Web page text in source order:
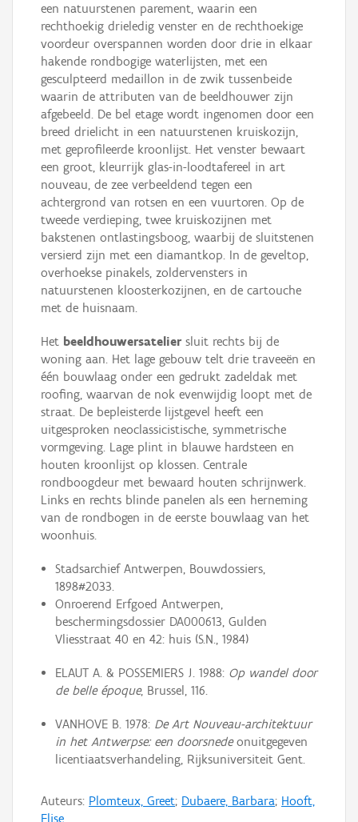
een natuurstenen parement, waarin een
rechthoekig drieledig venster en de rechthoekige
voordeur overspannen worden door drie in elkaar
hakende rondbogige waterlijsten, met een
gesculpteerd medaillon in de zwik tussenbeide
waarin de attributen van de beeldhouwer zijn
afgebeeld. De bel etage wordt ingenomen door een
breed drielicht in een natuurstenen kruiskozijn,
met geprofileerde kroonlijst. Het venster bewaart
een groot, kleurrijk glas-in-loodtafereel in art
nouveau, de zee verbeeldend tegen een
achtergrond van rotsen en een vuurtoren. Op de
tweede verdieping, twee kruiskozijnen met
bakstenen ontlastingsboog, waarbij de sluitstenen
versierd zijn met een diamantkop. In de geveltop,
overhoekse pinakels, zoldervensters in
natuurstenen kloosterkozijnen, en de cartouche
met de huisnaam.
Het beeldhouwersatelier sluit rechts bij de
woning aan. Het lage gebouw telt drie traveeën en
één bouwlaag onder een gedrukt zadeldak met
roofing, waarvan de nok evenwijdig loopt met de
straat. De bepleisterde lijstgevel heeft een
uitgesproken neoclassicistische, symmetrische
vormgeving. Lage plint in blauwe hardsteen en
houten kroonlijst op klossen. Centrale
rondboogdeur met bewaard houten schrijnwerk.
Links en rechts blinde panelen als een herneming
van de rondbogen in de eerste bouwlaag van het
woonhuis.
Stadsarchief Antwerpen, Bouwdossiers,
1898#2033.
Onroerend Erfgoed Antwerpen,
beschermingsdossier DA000613, Gulden
Vliesstraat 40 en 42: huis (S.N., 1984)
ELAUT A. & POSSEMIERS J. 1988: Op wandel door
de belle époque, Brussel, 116.
VANHOVE B. 1978: De Art Nouveau-architektuur
in het Antwerpse: een doorsnedeonuitgegeven
licentiaatsverhandeling, Rijksuniversiteit Gent.
Auteurs: Plomteux, Greet; Dubaere, Barbara; Hooft,
Elise